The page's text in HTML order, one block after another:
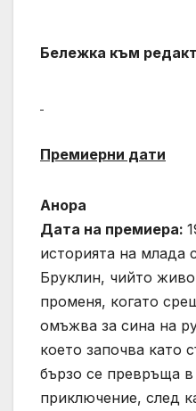
Бележка към
Премиерни дати
Анора
Дата на премиера:
историята на млада
Бруклин, чийто
променя, когато
омъжва за сина на
което започва като
бързо се превръща в
приключение, след